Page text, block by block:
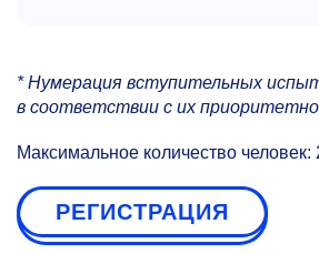
* Нумерация вступительных
в соответствии с их
Максимальное количество человек:
РЕГИСТРАЦИЯ